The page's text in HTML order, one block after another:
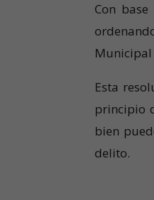
Con
Municipal
Esta
principio
bien
delito.